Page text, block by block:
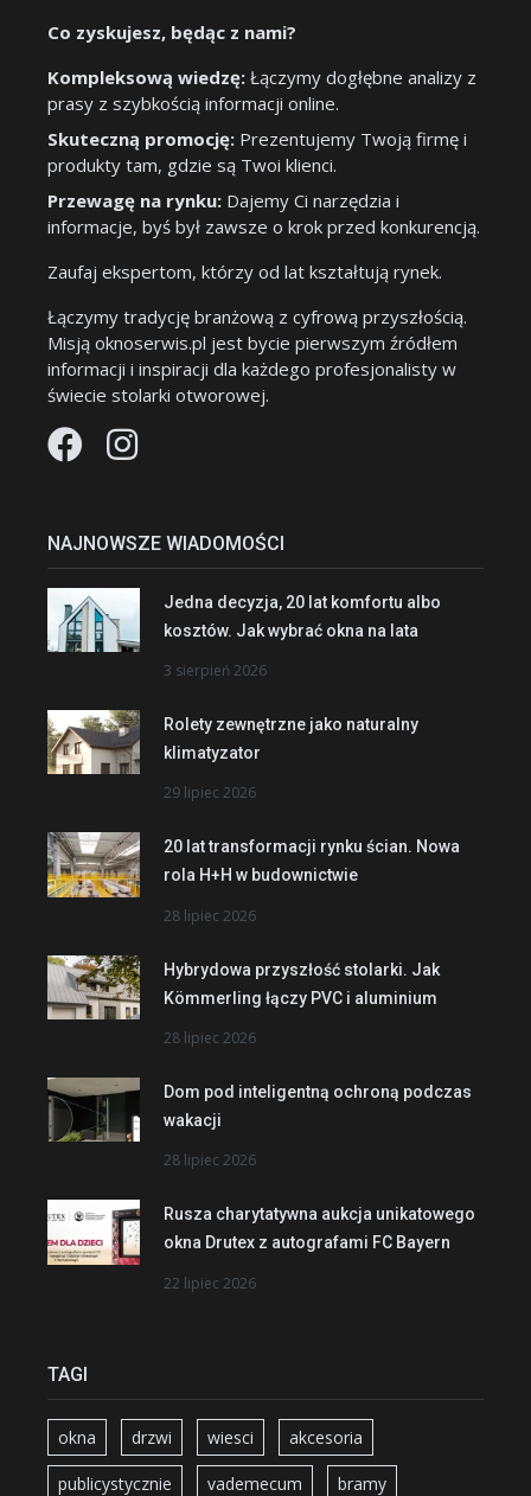
Co zyskujesz, będąc z nami?
Kompleksową wiedzę: Łączymy dogłębne analizy z
prasy z szybkością informacji online.
Skuteczną promocję: Prezentujemy Twoją firmę i
produkty tam, gdzie są Twoi klienci.
Przewagę na rynku: Dajemy Ci narzędzia i
informacje, byś był zawsze o krok przed konkurencją.
Zaufaj ekspertom, którzy od lat kształtują rynek.
Łączymy tradycję branżową z cyfrową przyszłością.
Misją oknoserwis.pl jest bycie pierwszym źródłem
informacji i inspiracji dla każdego profesjonalisty w
świecie stolarki otworowej.
NAJNOWSZE WIADOMOŚCI
Jedna decyzja, 20 lat komfortu albo
kosztów. Jak wybrać okna na lata
3 sierpień 2026
Rolety zewnętrzne jako naturalny
klimatyzator
29 lipiec 2026
20 lat transformacji rynku ścian. Nowa
rola H+H w budownictwie
28 lipiec 2026
Hybrydowa przyszłość stolarki. Jak
Kömmerling łączy PVC i aluminium
28 lipiec 2026
Dom pod inteligentną ochroną podczas
wakacji
28 lipiec 2026
Rusza charytatywna aukcja unikatowego
okna Drutex z autografami FC Bayern
22 lipiec 2026
TAGI
okna drzwi wiesci akcesoria
publicystycznie vademecum bramy